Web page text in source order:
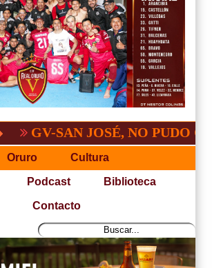
SAN JOSÉ, NO PUDO CON
Oruro Cultura
Podcast Biblioteca
Contacto